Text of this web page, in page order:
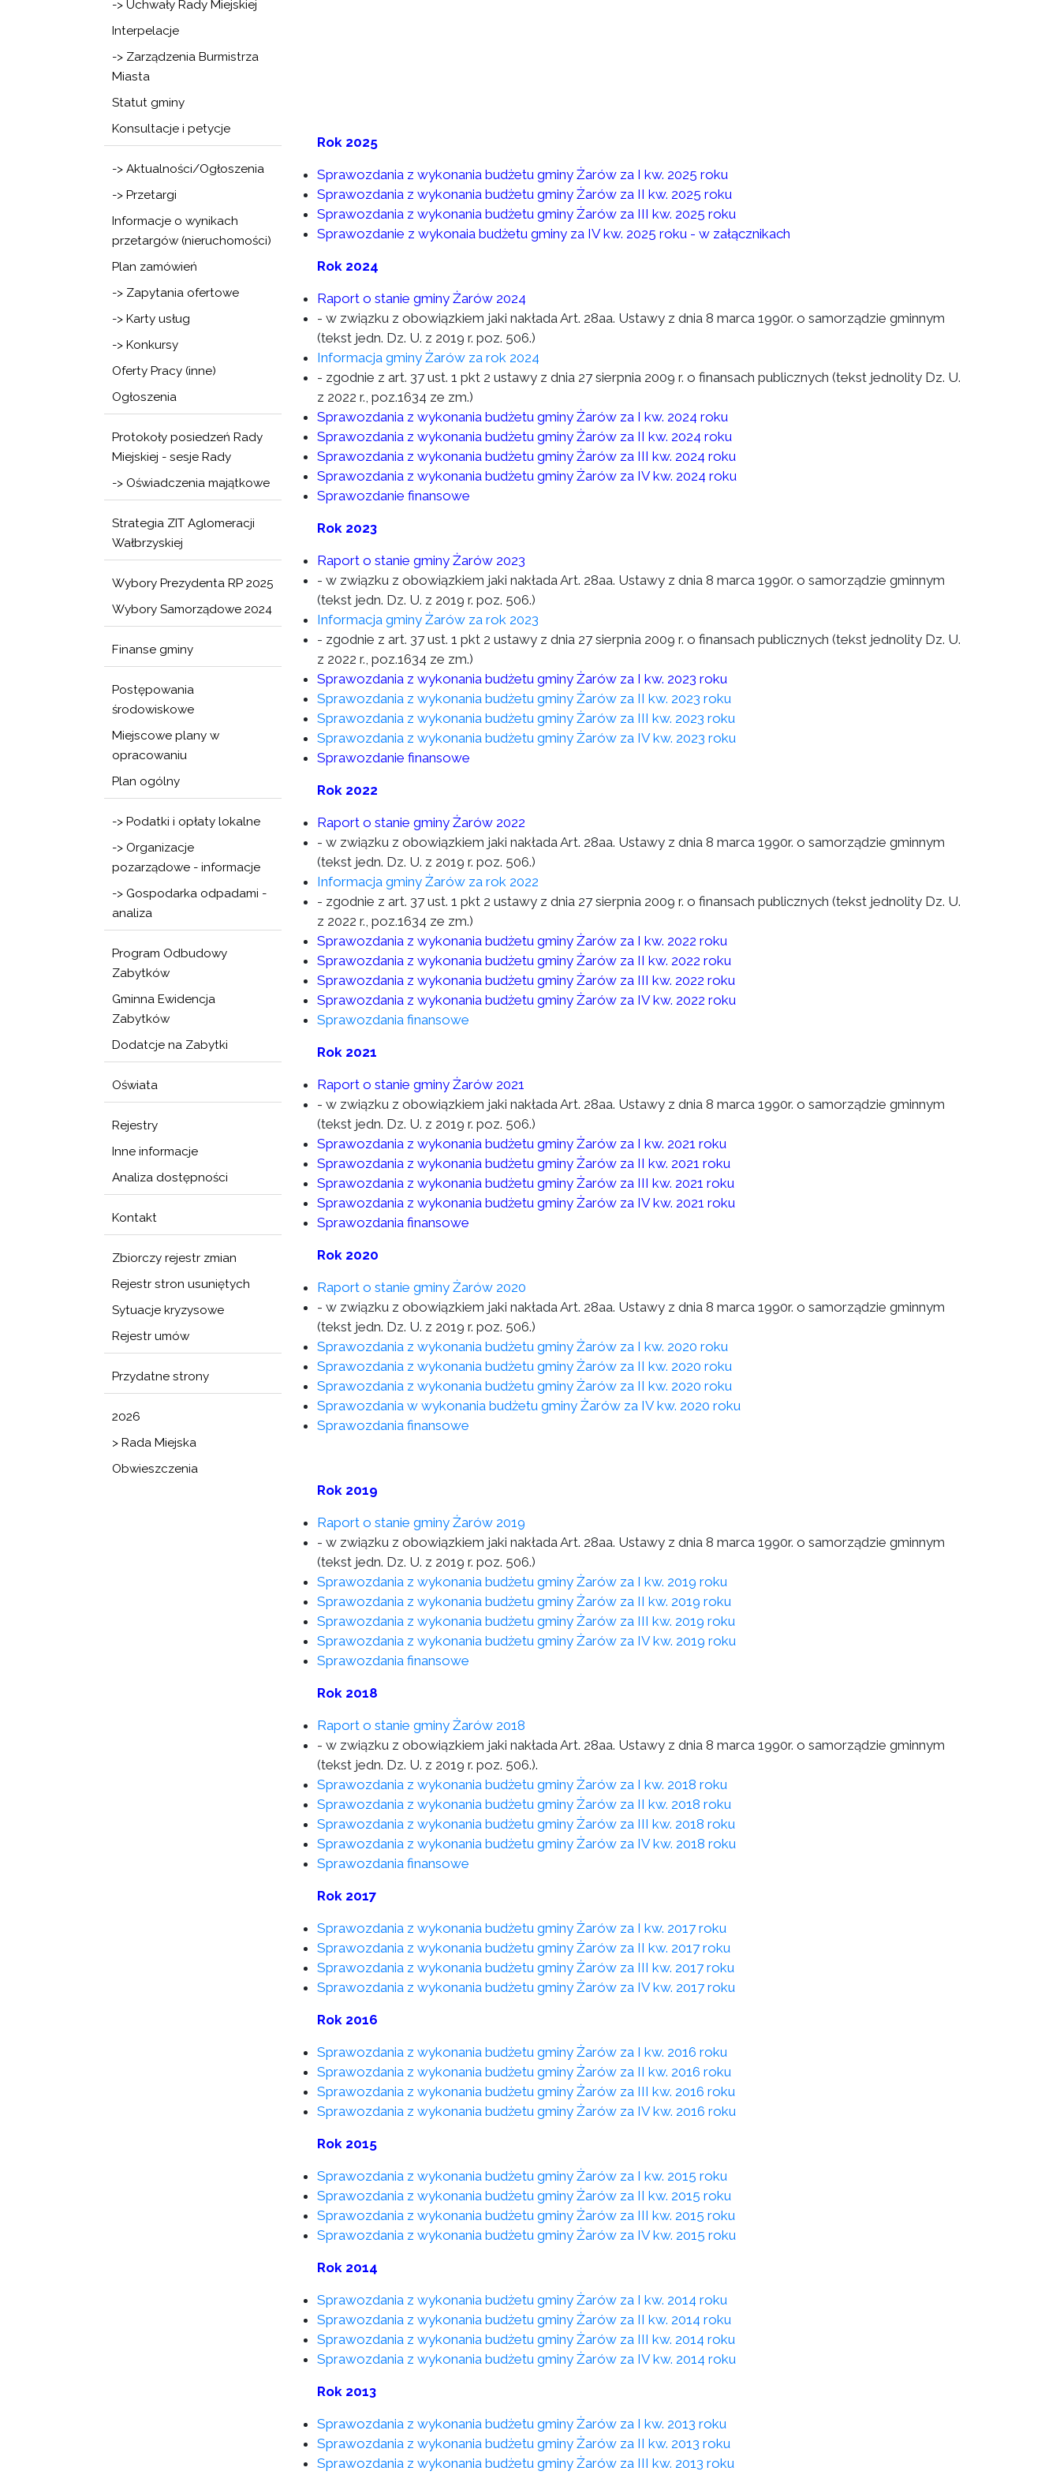
-> Uchwały Rady Miejskiej
Interpelacje
-> Zarządzenia Burmistrza
Miasta
Statut gminy
Konsultacje i petycje
-> Aktualności/Ogłoszenia
-> Przetargi
Informacje o wynikach
przetargów (nieruchomości)
Plan zamówień
-> Zapytania ofertowe
-> Karty usług
-> Konkursy
Oferty Pracy (inne)
Ogłoszenia
Protokoły posiedzeń Rady
Miejskiej - sesje Rady
-> Oświadczenia majątkowe
Strategia ZIT Aglomeracji
Wałbrzyskiej
Wybory Prezydenta RP 2025
Wybory Samorządowe 2024
Finanse gminy
Postępowania
środowiskowe
Miejscowe plany w
opracowaniu
Plan ogólny
-> Podatki i opłaty lokalne
-> Organizacje
pozarządowe - informacje
-> Gospodarka odpadami -
analiza
Program Odbudowy
Zabytków
Gminna Ewidencja
Zabytków
Dodatcje na Zabytki
Oświata
Rejestry
Inne informacje
Analiza dostępności
Kontakt
Zbiorczy rejestr zmian
Rejestr stron usuniętych
Sytuacje kryzysowe
Rejestr umów
Przydatne strony
2026
> Rada Miejska
Obwieszczenia
Rok 2025
Sprawozdania z wykonania budżetu gminy Żarów za I kw. 2025 roku
Sprawozdania z wykonania budżetu gminy Żarów za II kw. 2025 roku
Sprawozdania z wykonania budżetu gminy Żarów za III kw. 2025 roku
Sprawozdanie z wykonaia budżetu gminy za IV kw. 2025 roku - w załącznikach
Rok 2024
Raport o stanie gminy Żarów 2024
- w związku z obowiązkiem jaki nakłada Art. 28aa. Ustawy z dnia 8 marca 1990r. o samorządzie gminnym
(tekst jedn. Dz. U. z 2019 r. poz. 506.)
Informacja gminy Żarów za rok 2024
- zgodnie z art. 37 ust. 1 pkt 2 ustawy z dnia 27 sierpnia 2009 r. o finansach publicznych (tekst jednolity Dz. U.
z 2022 r., poz.1634 ze zm.)
Sprawozdania z wykonania budżetu gminy Żarów za I kw. 2024 roku
Sprawozdania z wykonania budżetu gminy Żarów za II kw. 2024 roku
Sprawozdania z wykonania budżetu gminy Żarów za III kw. 2024 roku
Sprawozdania z wykonania budżetu gminy Żarów za IV kw. 2024 roku
Sprawozdanie finansowe
Rok 2023
Raport o stanie gminy Żarów 2023
- w związku z obowiązkiem jaki nakłada Art. 28aa. Ustawy z dnia 8 marca 1990r. o samorządzie gminnym
(tekst jedn. Dz. U. z 2019 r. poz. 506.)
Informacja gminy Żarów za rok 2023
- zgodnie z art. 37 ust. 1 pkt 2 ustawy z dnia 27 sierpnia 2009 r. o finansach publicznych (tekst jednolity Dz. U.
z 2022 r., poz.1634 ze zm.)
Sprawozdania z wykonania budżetu gminy Żarów za I kw. 2023 roku
Sprawozdania z wykonania budżetu gminy Żarów za II kw. 2023 roku
Sprawozdania z wykonania budżetu gminy Żarów za III kw. 2023 roku
Sprawozdania z wykonania budżetu gminy Żarów za IV kw. 2023 roku
Sprawozdanie finansowe
Rok 2022
Raport o stanie gminy Żarów 2022
- w związku z obowiązkiem jaki nakłada Art. 28aa. Ustawy z dnia 8 marca 1990r. o samorządzie gminnym
(tekst jedn. Dz. U. z 2019 r. poz. 506.)
Informacja gminy Żarów za rok 2022
- zgodnie z art. 37 ust. 1 pkt 2 ustawy z dnia 27 sierpnia 2009 r. o finansach publicznych (tekst jednolity Dz. U.
z 2022 r., poz.1634 ze zm.)
Sprawozdania z wykonania budżetu gminy Żarów za I kw. 2022 roku
Sprawozdania z wykonania budżetu gminy Żarów za II kw. 2022 roku
Sprawozdania z wykonania budżetu gminy Żarów za III kw. 2022 roku
Sprawozdania z wykonania budżetu gminy Żarów za IV kw. 2022 roku
Sprawozdania finansowe
Rok 2021
Raport o stanie gminy Żarów 2021
- w związku z obowiązkiem jaki nakłada Art. 28aa. Ustawy z dnia 8 marca 1990r. o samorządzie gminnym
(tekst jedn. Dz. U. z 2019 r. poz. 506.)
Sprawozdania z wykonania budżetu gminy Żarów za I kw. 2021 roku
Sprawozdania z wykonania budżetu gminy Żarów za II kw. 2021 roku
Sprawozdania z wykonania budżetu gminy Żarów za III kw. 2021 roku
Sprawozdania z wykonania budżetu gminy Żarów za IV kw. 2021 roku
Sprawozdania finansowe
Rok 2020
Raport o stanie gminy Żarów 2020
- w związku z obowiązkiem jaki nakłada Art. 28aa. Ustawy z dnia 8 marca 1990r. o samorządzie gminnym
(tekst jedn. Dz. U. z 2019 r. poz. 506.)
Sprawozdania z wykonania budżetu gminy Żarów za I kw. 2020 roku
Sprawozdania z wykonania budżetu gminy Żarów za II kw. 2020 roku
Sprawozdania z wykonania budżetu gminy Żarów za II kw. 2020 roku
Sprawozdania w wykonania budżetu gminy Żarów za IV kw. 2020 roku
Sprawozdania finansowe
Rok 2019
Raport o stanie gminy Żarów 2019
- w związku z obowiązkiem jaki nakłada Art. 28aa. Ustawy z dnia 8 marca 1990r. o samorządzie gminnym
(tekst jedn. Dz. U. z 2019 r. poz. 506.)
Sprawozdania z wykonania budżetu gminy Żarów za I kw. 2019 roku
Sprawozdania z wykonania budżetu gminy Żarów za II kw. 2019 roku
Sprawozdania z wykonania budżetu gminy Żarów za III kw. 2019 roku
Sprawozdania z wykonania budżetu gminy Żarów za IV kw. 2019 roku
Sprawozdania finansowe
Rok 2018
Raport o stanie gminy Żarów 2018
- w związku z obowiązkiem jaki nakłada Art. 28aa. Ustawy z dnia 8 marca 1990r. o samorządzie gminnym
(tekst jedn. Dz. U. z 2019 r. poz. 506.).
Sprawozdania z wykonania budżetu gminy Żarów za I kw. 2018 roku
Sprawozdania z wykonania budżetu gminy Żarów za II kw. 2018 roku
Sprawozdania z wykonania budżetu gminy Żarów za III kw. 2018 roku
Sprawozdania z wykonania budżetu gminy Żarów za IV kw. 2018 roku
Sprawozdania finansowe
Rok 2017
Sprawozdania z wykonania budżetu gminy Żarów za I kw. 2017 roku
Sprawozdania z wykonania budżetu gminy Żarów za II kw. 2017 roku
Sprawozdania z wykonania budżetu gminy Żarów za III kw. 2017 roku
Sprawozdania z wykonania budżetu gminy Żarów za IV kw. 2017 roku
Rok 2016
Sprawozdania z wykonania budżetu gminy Żarów za I kw. 2016 roku
Sprawozdania z wykonania budżetu gminy Żarów za II kw. 2016 roku
Sprawozdania z wykonania budżetu gminy Żarów za III kw. 2016 roku
Sprawozdania z wykonania budżetu gminy Żarów za IV kw. 2016 roku
Rok 2015
Sprawozdania z wykonania budżetu gminy Żarów za I kw. 2015 roku
Sprawozdania z wykonania budżetu gminy Żarów za II kw. 2015 roku
Sprawozdania z wykonania budżetu gminy Żarów za III kw. 2015 roku
Sprawozdania z wykonania budżetu gminy Żarów za IV kw. 2015 roku
Rok 2014
Sprawozdania z wykonania budżetu gminy Żarów za I kw. 2014 roku
Sprawozdania z wykonania budżetu gminy Żarów za II kw. 2014 roku
Sprawozdania z wykonania budżetu gminy Żarów za III kw. 2014 roku
Sprawozdania z wykonania budżetu gminy Żarów za IV kw. 2014 roku
Rok 2013
Sprawozdania z wykonania budżetu gminy Żarów za I kw. 2013 roku
Sprawozdania z wykonania budżetu gminy Żarów za II kw. 2013 roku
Sprawozdania z wykonania budżetu gminy Żarów za III kw. 2013 roku